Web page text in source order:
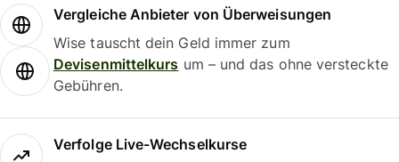
Vergleiche Anbieter von Überweisungen
Wise tauscht dein Geld immer zum
Devisenmittelkurs um – und das ohne versteckte
Gebühren.
Verfolge Live-Wechselkurse